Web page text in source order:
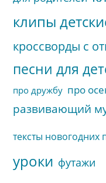
клипы
кроссворды с
песни для
про дружбу про
развивающий
тексты новогодних
уроки футажи